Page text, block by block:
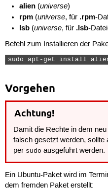
alien (universe)
rpm (universe, für .rpm-
lsb (universe, für .lsb-
Befehl zum Installieren der
sudo apt-get install
Vorgehen
Achtung!
Damit die Rechte in dem
falsch gesetzt werden, sollte
per sudo ausgeführt werden.
Ein Ubuntu-Paket wird im
dem fremden Paket erstellt: